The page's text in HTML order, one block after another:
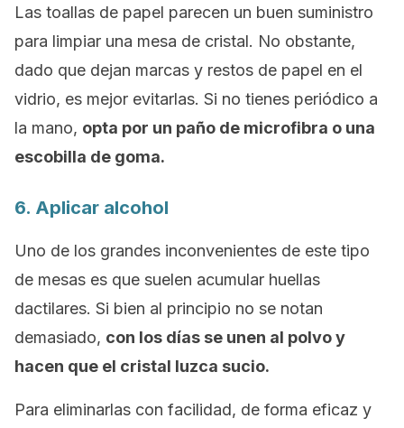
Las toallas de papel parecen un buen suministro
para limpiar una mesa de cristal. No obstante,
dado que dejan marcas y restos de papel en el
vidrio, es mejor evitarlas. Si no tienes periódico a
la mano, opta por un paño de microfibra o una
escobilla de goma.
6. Aplicar alcohol
Uno de los grandes inconvenientes de este tipo
de mesas es que suelen acumular huellas
dactilares. Si bien al principio no se notan
demasiado, con los días se unen al polvo y
hacen que el cristal luzca sucio.
Para eliminarlas con facilidad, de forma eficaz y